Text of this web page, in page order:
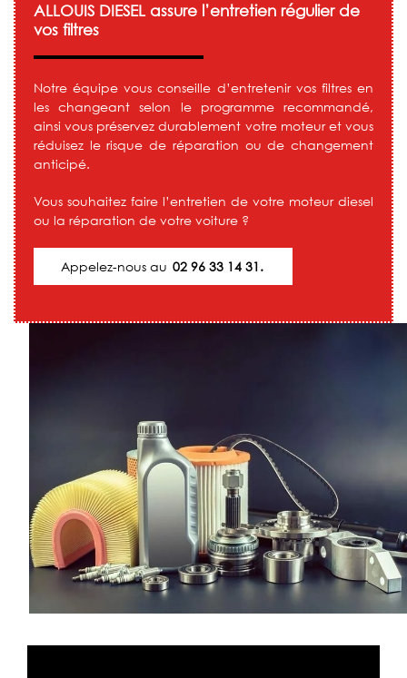
ALLOUIS DIESEL assure l’entretien régulier de
vos filtres
Notre équipe vous conseille d’entretenir vos filtres en
les changeant selon le programme recommandé,
ainsi vous préservez durablement votre moteur et vous
réduisez le risque de réparation ou de changement
anticipé.
Vous souhaitez faire l’entretien de votre moteur diesel
ou la réparation de votre voiture ?
Appelez-nous au 02 96 33 14 31.